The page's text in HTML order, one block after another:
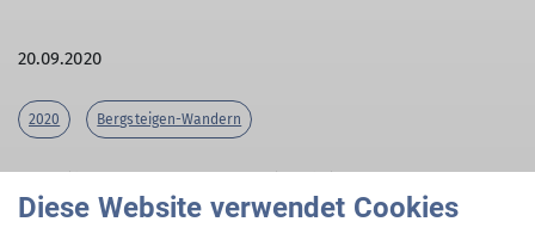
20.09.2020
2020 Bergsteigen-Wandern
über breite Waldwege und steilen Steigen über
Diese Website verwendet Cookies